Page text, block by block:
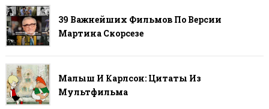
39 Важнейших Фильмов По Версии
Мартина Скорсезе
Малыш И Карлсон: Цитаты Из
Мультфильма